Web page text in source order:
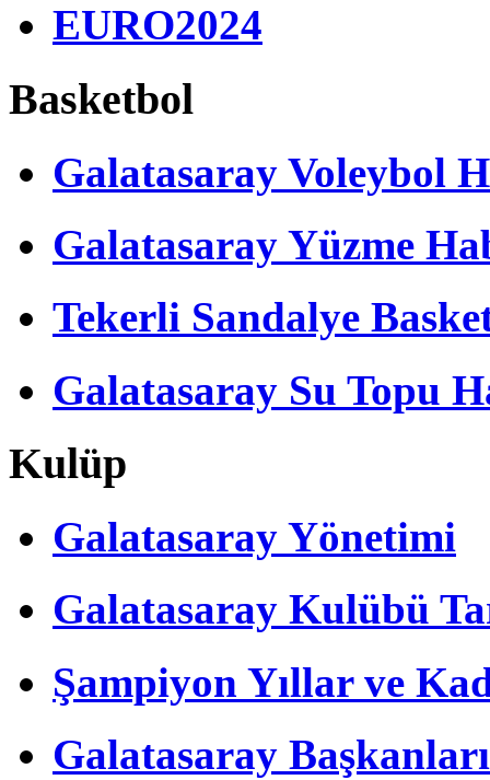
EURO2024
Basketbol
Galatasaray Voleybol
Galatasaray Yüzme
Tekerli Sandalye
Galatasaray Su Topu
Kulüp
Galatasaray Yönetimi
Galatasaray Kulübü
Şampiyon Yıllar ve
Galatasaray Başkanları